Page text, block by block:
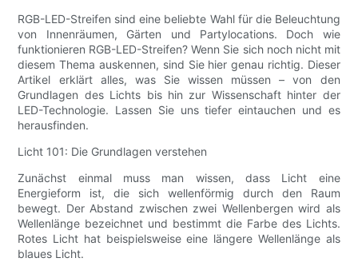
RGB-LED-Streifen sind eine beliebte Wahl für die Beleuchtung
von Innenräumen, Gärten und Partylocations. Doch wie
funktionieren RGB-LED-Streifen? Wenn Sie sich noch nicht mit
diesem Thema auskennen, sind Sie hier genau richtig. Dieser
Artikel erklärt alles, was Sie wissen müssen – von den
Grundlagen des Lichts bis hin zur Wissenschaft hinter der
LED-Technologie. Lassen Sie uns tiefer eintauchen und es
herausfinden.
Licht 101: Die Grundlagen verstehen
Zunächst einmal muss man wissen, dass Licht eine
Energieform ist, die sich wellenförmig durch den Raum
bewegt. Der Abstand zwischen zwei Wellenbergen wird als
Wellenlänge bezeichnet und bestimmt die Farbe des Lichts.
Rotes Licht hat beispielsweise eine längere Wellenlänge als
blaues Licht.